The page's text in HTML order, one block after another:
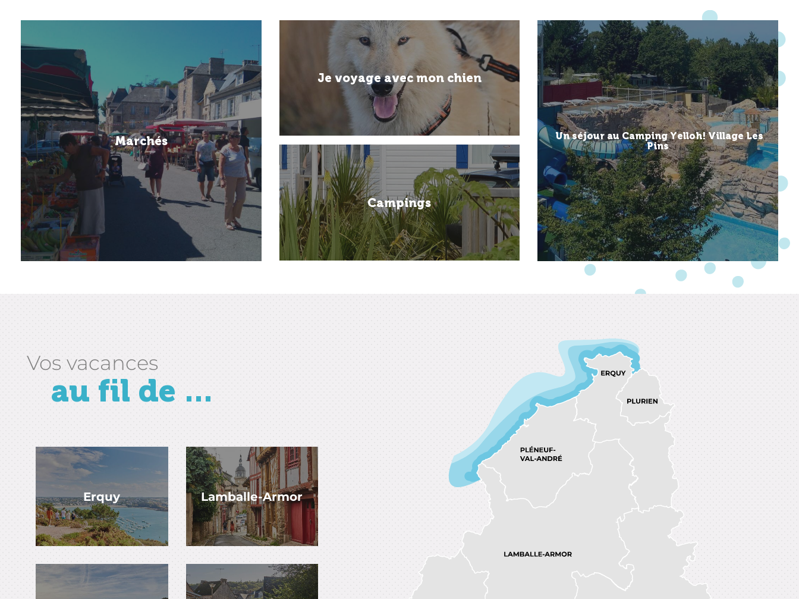
Marchés
Je voyage avec mon chien
Campings
Un séjour au Camping Yelloh! Village Les
Pins
Vos vacances
au fil de ...
Erquy Lamballe-Armor